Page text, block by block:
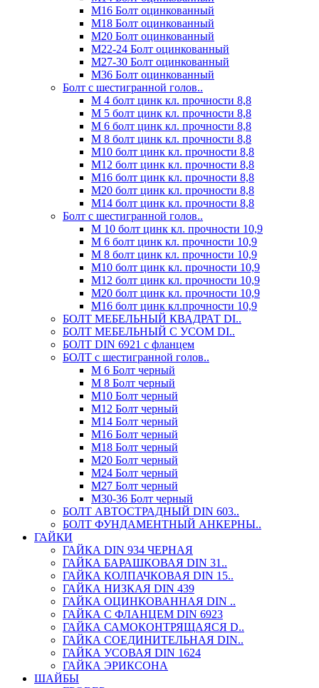
М16 Болт оцинкованный
М18 Болт оцинкованный
М20 Болт оцинкованный
М22-24 Болт оцинкованный
М27-30 Болт оцинкованный
М36 Болт оцинкованный
Болт с шестигранной голов..
М 4 болт цинк кл. прочности 8,8
М 5 болт цинк кл. прочности 8,8
М 6 болт цинк кл. прочности 8,8
М 8 болт цинк кл. прочности 8,8
М10 болт цинк кл. прочности 8,8
М12 болт цинк кл. прочности 8,8
М16 болт цинк кл. прочности 8,8
М20 болт цинк кл. прочности 8,8
М14 болт цинк кл. прочности 8,8
Болт с шестигранной голов..
М 10 болт цинк кл. прочности 10,9
М 6 болт цинк кл. прочности 10,9
М 8 болт цинк кл. прочности 10,9
М10 болт цинк кл. прочности 10,9
М12 болт цинк кл. прочности 10,9
М20 болт цинк кл. прочности 10,9
М16 болт цинк кл.прочности 10,9
БОЛТ МЕБЕЛЬНЫЙ КВАДРАТ DI..
БОЛТ МЕБЕЛЬНЫЙ С УСОМ DI..
БОЛТ DIN 6921 c фланцем
БОЛТ с шестигранной голов..
М 6 Болт черный
М 8 Болт черный
М10 Болт черный
М12 Болт черный
М14 Болт черный
М16 Болт черный
М18 Болт черный
М20 Болт черный
М24 Болт черный
М27 Болт черный
М30-36 Болт черный
БОЛТ АВТОСТРАДНЫЙ DIN 603..
БОЛТ ФУНДАМЕНТНЫЙ АНКЕРНЫ..
ГАЙКИ
ГАЙКА DIN 934 ЧЕРНАЯ
ГАЙКА БАРАШКОВАЯ DIN 31..
ГАЙКА КОЛПАЧКОВАЯ DIN 15..
ГАЙКА НИЗКАЯ DIN 439
ГАЙКА ОЦИНКОВАННАЯ DIN ..
ГАЙКА С ФЛАНЦЕМ DIN 6923
ГАЙКА САМОКОНТРЯЩАЯСЯ D..
ГАЙКА СОЕДИНИТЕЛЬНАЯ DIN..
ГАЙКА УСОВАЯ DIN 1624
ГАЙКА ЭРИКСОНА
ШАЙБЫ